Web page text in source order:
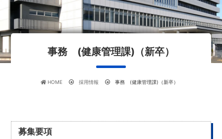
事務 (健康管理課)（新卒）
HOME 採用情報 事務 (健康管理課)（新卒）
募集要項